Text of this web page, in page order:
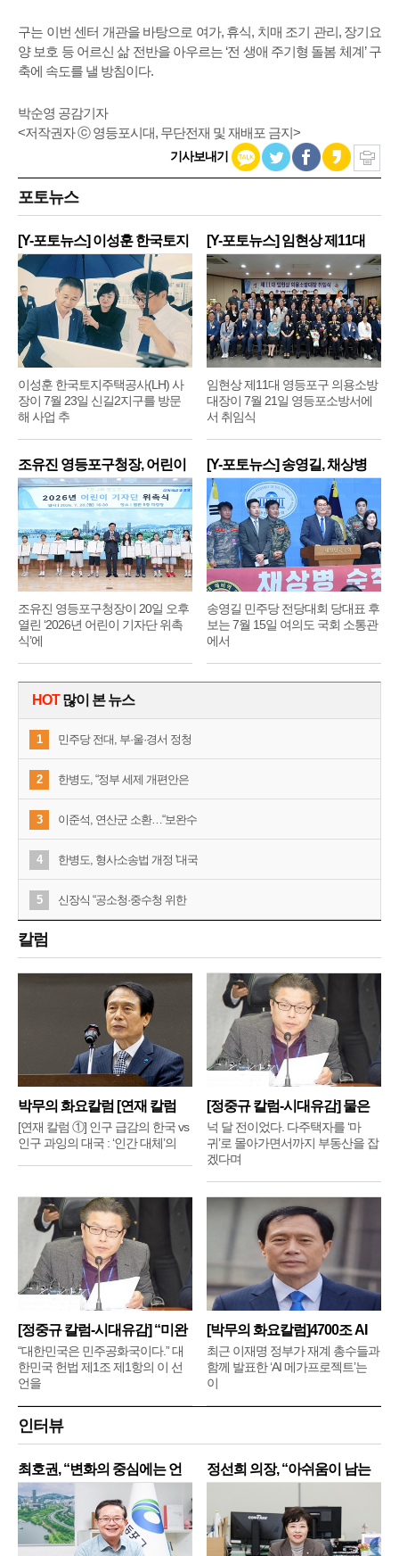
구는 이번 센터 개관을 바탕으로 여가, 휴식, 치매 조기 관리, 장기요
양 보호 등 어르신 삶 전반을 아우르는 ‘전 생애 주기형 돌봄 체계’ 구
축에 속도를 낼 방침이다.
박순영 공감기자
<저작권자 ⓒ 영등포시대, 무단전재 및 재배포 금지>
기사보내기
포토뉴스
[Y-포토뉴스] 이성훈 한국토지
주
이성훈 한국토지주택공사(LH) 사
장이 7월 23일 신길2지구를 방문
해 사업 추
[Y-포토뉴스] 임현상 제11대
영
임현상 제11대 영등포구 의용소방
대장이 7월 21일 영등포소방서에
서 취임식
조유진 영등포구청장, 어린이
기
조유진 영등포구청장이 20일 오후
열린 ‘2026년 어린이 기자단 위촉
식’에
[Y-포토뉴스] 송영길, 채상병
순
송영길 민주당 전당대회 당대표 후
보는 7월 15일 여의도 국회 소통관
에서
HOT많이 본 뉴스
1 민주당 전대, 부·울·경서 정청
2 한병도, “정부 세제 개편안은
3 이준석, 연산군 소환…“보완수
4 한병도, 형사소송법 개정 '대국
5 신장식 “공소청·중수청 위한
칼럼
박무의 화요칼럼 [연재 칼럼
①]
[연재 칼럼 ①] 인구 급감의 한국 vs
인구 과잉의 대국 : ‘인간 대체’의
[정중규 칼럼-시대유감] 물은
배
넉 달 전이었다. 다주택자를 ‘마
귀’로 몰아가면서까지 부동산을 잡
겠다며
[정중규 칼럼-시대유감] “미완
“대한민국은 민주공화국이다.” 대
한민국 헌법 제1조 제1항의 이 선
언을
[박무의 화요칼럼]4700조 AI
메
최근 이재명 정부가 재계 총수들과
함께 발표한 ‘AI 메가프로젝트’는
이
인터뷰
최호권, “변화의 중심에는 언
제
정선희 의장, “아쉬움이 남는